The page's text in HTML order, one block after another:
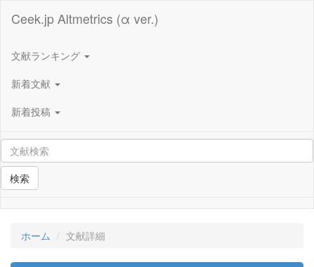
Ceek.jp Altmetrics (α ver.)
文献ランキング
新着文献
新着投稿
検索
ホーム 文献詳細